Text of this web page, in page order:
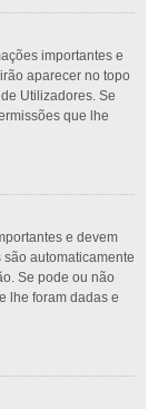
importantes e
aparecer no topo
Utilizadores. Se
que lhe
e devem
automaticamente
Se pode ou não
lhe foram dadas e